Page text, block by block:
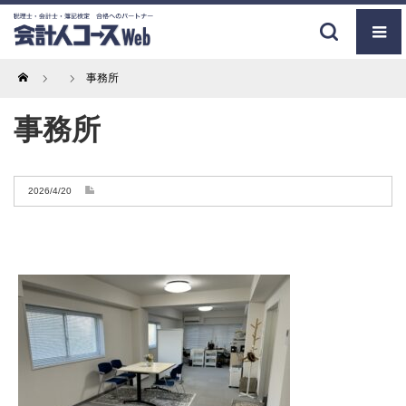
Home 事務所
事務所
2026/4/20